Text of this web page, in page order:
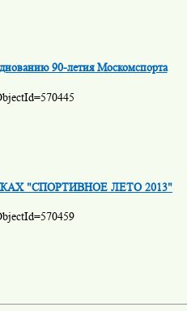
90-летия Москомспорта
"СПОРТИВНОЕ ЛЕТО 2013"